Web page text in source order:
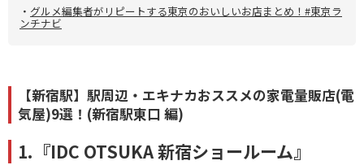
・ グルメ編集者がリピートする東京のおいしいお店まとめ！#東京ラ
ンチナビ
【新宿駅】駅周辺・エキナカおススメの家電量販店(電
気屋)9選！(新宿駅東口 編)
1.『IDC OTSUKA 新宿ショールーム』